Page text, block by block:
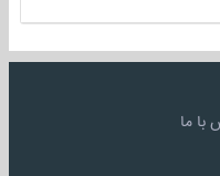
ما